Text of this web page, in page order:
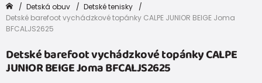
Detská obuv
Detské tenisky
Detské barefoot vychádzkové topánky CALPE JUNIOR BEIGE Joma
BFCALJS2625
Detské barefoot vychádzkové topánky CALPE
JUNIOR BEIGE Joma BFCALJS2625